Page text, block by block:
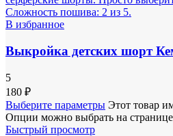
В избранное
Выкройка детских шорт
5
180 ₽
Выберите параметры Этот товар
Опции можно выбрать на странице
Быстрый просмотр